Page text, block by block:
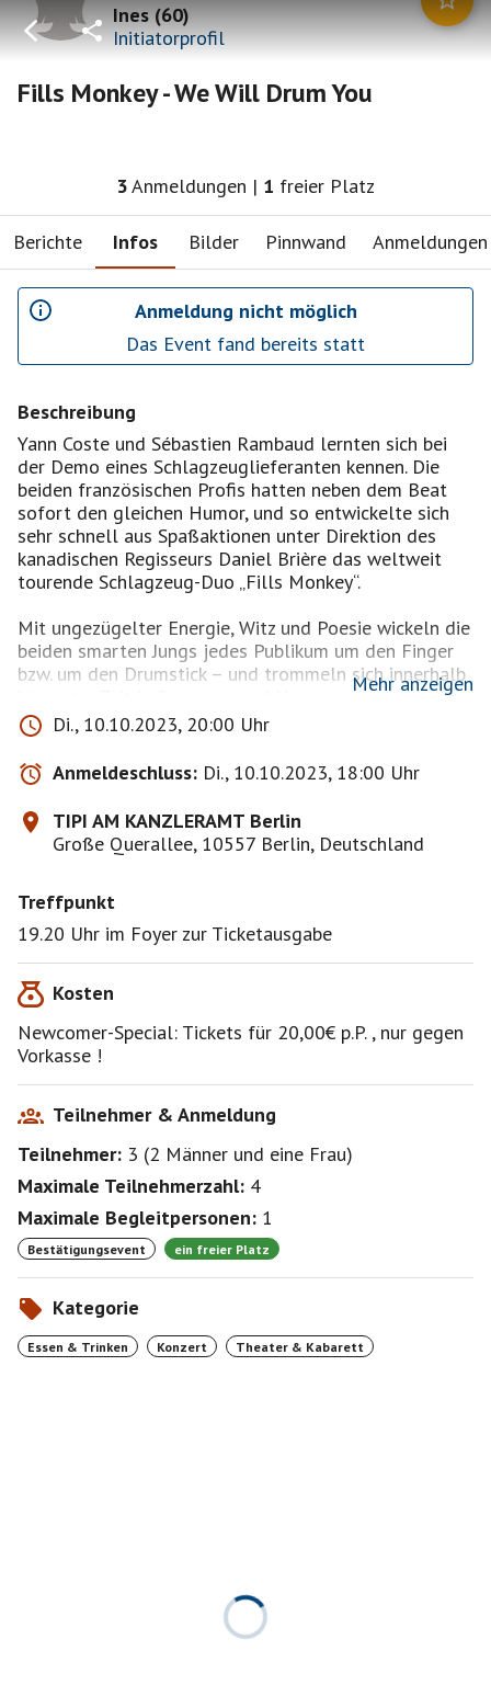
Ines(60)
Initiatorprofil
Fills Monkey - We Will Drum You
3Anmeldungen | 1 freier Platz
Berichte Infos Bilder Pinnwand Anmeldungen
Anmeldung nicht möglich
Das Event fand bereits statt
Beschreibung
Yann Coste und Sébastien Rambaud lernten sich bei
der Demo eines Schlagzeuglieferanten kennen. Die
beiden französischen Profis hatten neben dem Beat
sofort den gleichen Humor, und so entwickelte sich
sehr schnell aus Spaßaktionen unter Direktion des
kanadischen Regisseurs Daniel Brière das weltweit
tourende Schlagzeug-Duo „Fills Monkey“.
Mit ungezügelter Energie, Witz und Poesie wickeln die
beiden smarten Jungs jedes Publikum um den Finger
bzw. um den Drumstick – und trommeln sich innerhalb
Eine außergewöhnliche Show zwischen akustischer
Vergangenheit und digitaler Zukunft, mit einem Mix
von Rock bis Heavy Metal, Jazz, Klassik, Latino und
Elektro: We Will Drum You!
Deutschland- Premiere
Ermäßigte Tickets erhalten: Arbeitslose 12,50€
Bei Bedarf, bitte eine private Nachricht an mich !
Umtausch ausgeschlossen !
Ersatzperson zu finden.
Zuerst natürlich die Warteliste, deshalb melde dich
bitte ab !
Dann können auch andere BeSi's den freien Platz
Geld zahle ich nach Einzahlung von der Ersatzperson
per Überweisung
Mehr anzeigen
Di., 10.10.2023, 20:00 Uhr
Anmeldeschluss: Di., 10.10.2023, 18:00 Uhr
TIPI AM KANZLERAMT Berlin
Große Querallee, 10557 Berlin, Deutschland
Treffpunkt
19.20 Uhr im Foyer zur Ticketausgabe
Kosten
Newcomer-Special: Tickets für 20,00€ p.P. , nur gegen
Vorkasse !
Teilnehmer & Anmeldung
Teilnehmer: 3 (2 Männer und eine Frau)
Maximale Teilnehmerzahl: 4
Maximale Begleitpersonen: 1
Bestätigungsevent ein freier Platz
Kategorie
Essen & Trinken Konzert Theater & Kabarett